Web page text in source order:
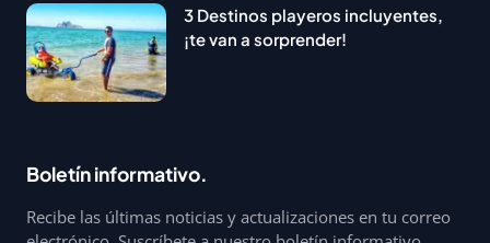
3 Destinos playeros incluyentes,
¡te van a sorprender!
Boletín informativo.
Recibe las últimas noticias y actualizaciones en tu correo